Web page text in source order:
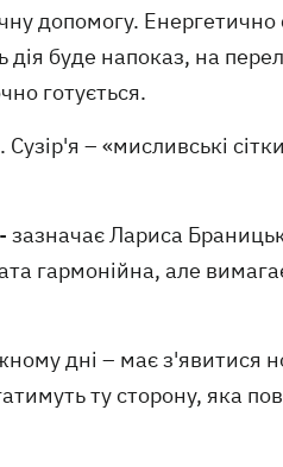
допомогу.
дія буде напоказ, на
готується.
Сузір'я – «мисливські
Лариса
гармонійна, але
дні – має з'явитися
ту сторону, яка